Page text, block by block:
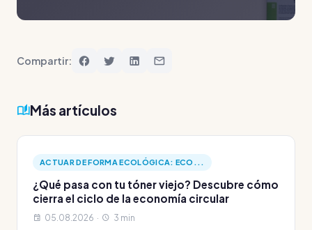
Compartir:
Más artículos
ACTUAR DE FORMA ECOLÓGICA: ECO...
¿Qué pasa con tu tóner viejo? Descubre cómo
cierra el ciclo de la economía circular
05.08.2026 · 3 min